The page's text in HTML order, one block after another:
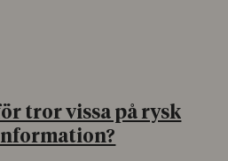
tror vissa på rysk